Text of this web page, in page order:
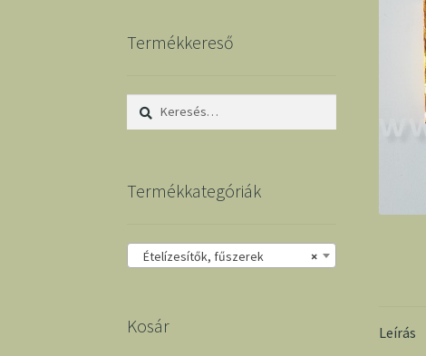
Leírás
Termékkereső
Keresés:
Termékkategóriák
×
Ételízesítők, fűszerek
Kosár